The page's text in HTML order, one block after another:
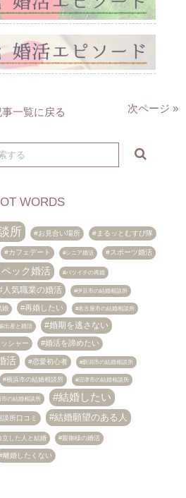
一覧に戻る 次ページ »
WORDS
所 お見合い場所 まるッとむすび隊
カフェデート シニア婚活 スポーツ婚活
ック婚活 バツイチの再婚
人気職業の婚活 伊豆市の結婚相談所
婚 再婚したい 名古屋市の結婚相談所
出産と婚活 婚期を逃さない
シャー 婚活を諦めたい
活 恋愛初心者 新潟市の結婚相談所
横浜市の結婚相談所 沼津市の結婚相談所
市の結婚相談所
結婚したい
談所口コミ 結婚願望のある人
立した人と結婚 親御様の婚活
離婚したくない